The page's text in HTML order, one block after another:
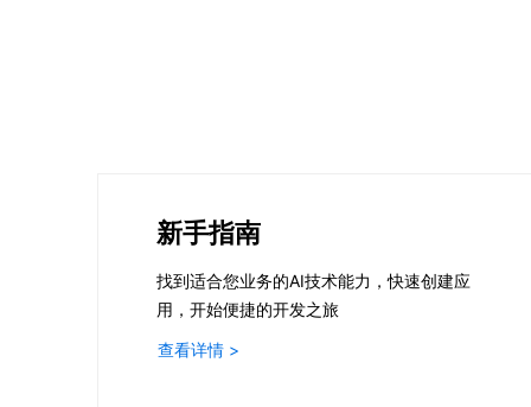
新手指南
找到适合您业务的AI技术能力，快速创建应
用，开始便捷的开发之旅
查看详情 >